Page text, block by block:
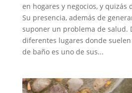
en hogares y negocios, y quizás
Su presencia, además de
suponer un problema de salud.
diferentes lugares donde
de baño es uno de sus...